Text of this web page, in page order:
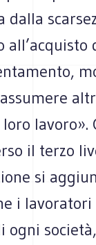
dalla
lavoro».
il terzo
si
i lavoratori
ogni